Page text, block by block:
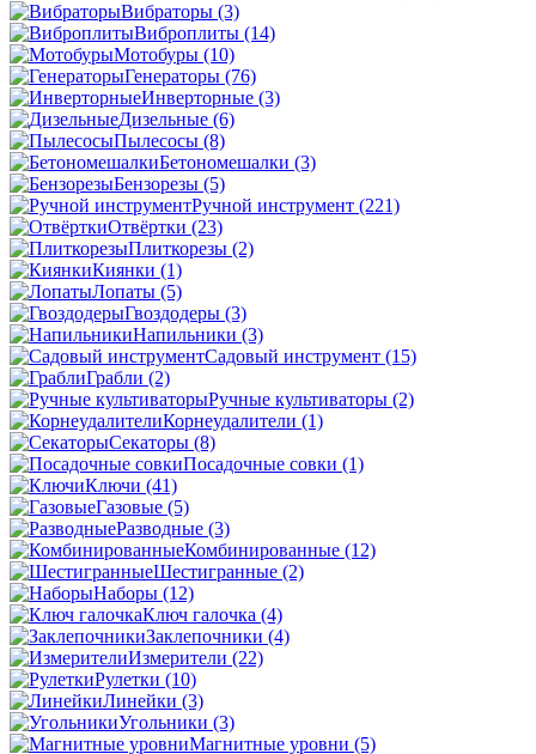
Вибраторы (3)
Виброплиты (14)
Мотобуры (10)
Генераторы (76)
Инверторные (3)
Дизельные (6)
Пылесосы (8)
Бетономешалки (3)
Бензорезы (5)
Ручной инструмент (221)
Отвёртки (23)
Плиткорезы (2)
Киянки (1)
Лопаты (5)
Гвоздодеры (3)
Напильники (3)
Садовый инструмент (15)
Грабли (2)
Ручные культиваторы (2)
Корнеудалители (1)
Секаторы (8)
Посадочные совки (1)
Ключи (41)
Газовые (5)
Разводные (3)
Комбинированные (12)
Шестигранные (2)
Наборы (12)
Ключ галочка (4)
Заклепочники (4)
Измерители (22)
Рулетки (10)
Линейки (3)
Угольники (3)
Магнитные уровни (5)